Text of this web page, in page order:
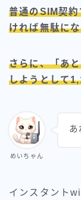
普通のSIM契
ければ無駄に
さらに、「あ
しようとして
めいちゃん
あ
インスタント